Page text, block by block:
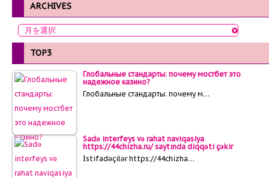
ARCHIVES
TOP3
Глобальные стандарты: почему мостбет это
надежное казино?
Глобальные стандарты: почему м…
Sadə interfeys və rahat naviqasiya
https://44chizha.ru/ saytında diqqəti çəkir
İstifadəçilər https://44chizha…